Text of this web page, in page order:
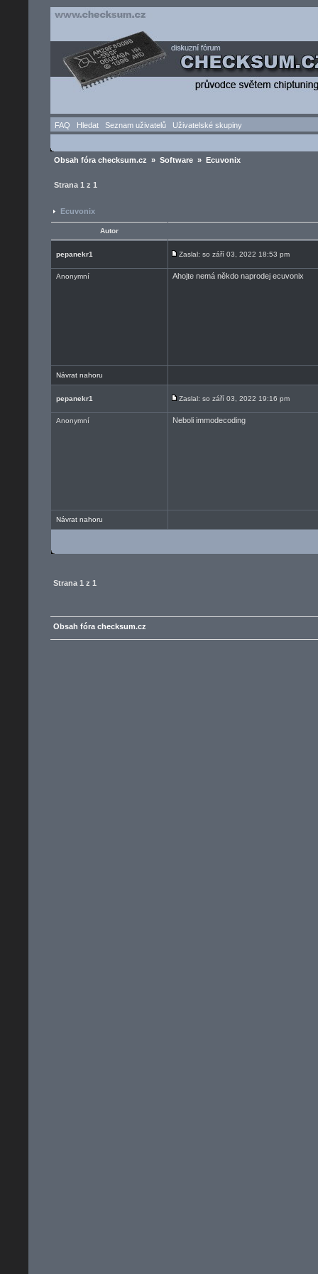
FAQ Hledat Seznam uživatelů Uživatelské skupiny
Obsah fóra checksum.cz » Software » Ecuvonix
Strana 1 z 1
Ecuvonix
Autor
pepanekr1 Zaslal: so září 03, 2022 18:53 pm
Anonymní Ahojte nemá někdo naprodej ecuvonix
Návrat nahoru
pepanekr1 Zaslal: so září 03, 2022 19:16 pm
Anonymní Neboli immodecoding
Návrat nahoru
Strana 1 z 1
Obsah fóra checksum.cz